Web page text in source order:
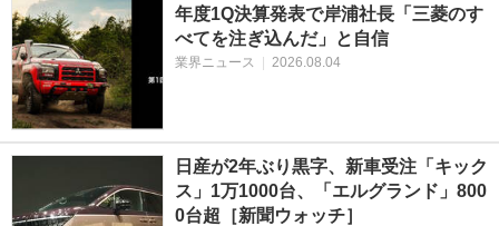
年度1Q決算発表で岸浦社長「三菱のす
べてを注ぎ込んだ」と自信
業界ニュース 2026.08.04
日産が2年ぶり黒字、新車受注「キック
ス」1万1000台、「エルグランド」800
0台超［新聞ウォッチ］